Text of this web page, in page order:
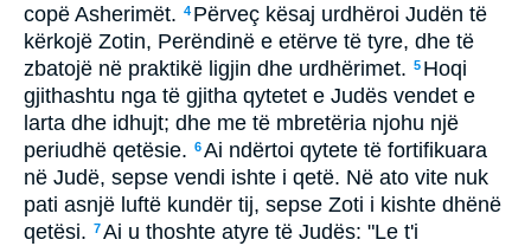
copë Asherimët. 4 Përveç kësaj urdhëroi Judën të
kërkojë Zotin, Perëndinë e etërve të tyre, dhe të
zbatojë në praktikë ligjin dhe urdhërimet. 5 Hoqi
gjithashtu nga të gjitha qytetet e Judës vendet e
larta dhe idhujt; dhe me të mbretëria njohu një
periudhë qetësie. 6Ai ndërtoi qytete të fortifikuara
në Judë, sepse vendi ishte i qetë. Në ato vite nuk
pati asnjë luftë kundër tij, sepse Zoti i kishte dhënë
qetësi. 7Ai u thoshte atyre të Judës: "Le t'i